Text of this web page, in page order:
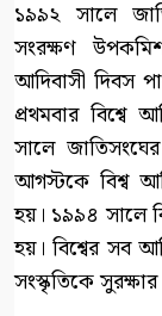
১৯৯২ সালে
সংরক্ষণ
আদিবাসী দিবস
প্রথমবার বিশ্বে
সালে
আগস্টকে বিশ্ব
হয়। ১৯৯৪ সালে
হয়। বিশ্বের সব
সংস্কৃতিকে